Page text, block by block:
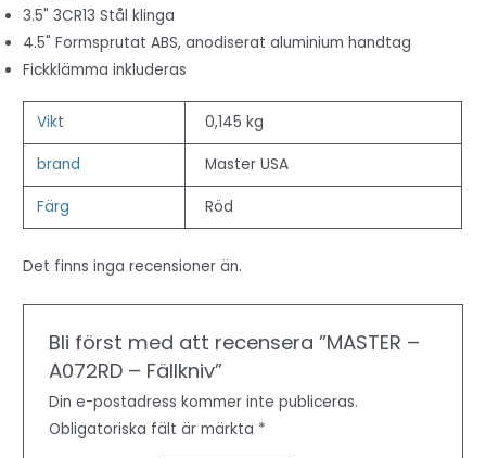
3.5" 3CR13 Stål klinga
4.5" Formsprutat ABS, anodiserat aluminium handtag
Fickklämma inkluderas
Vikt 0,145 kg
brand Master USA
Färg Röd
Det finns inga recensioner än.
Bli först med att recensera ”MASTER –
A072RD – Fällkniv”
Din e-postadress kommer inte publiceras.
Obligatoriska fält är märkta *